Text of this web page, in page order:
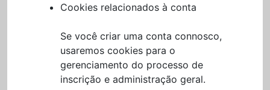
Cookies relacionados à conta
Se você criar uma conta connosco,
usaremos cookies para o
gerenciamento do processo de
inscrição e administração geral.